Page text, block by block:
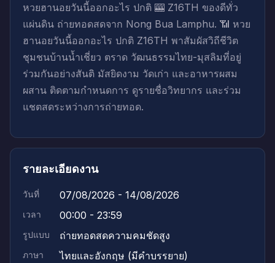
หวยฮานอยวันนี้ออกอะไร ปกติ 🎰 Z16TH ของดีทั่ว
แผ่นดิน ถ่ายทอดสดจาก Nong Bua Lamphu. 📶 หวย
ฮานอยวันนี้ออกอะไร ปกติ Z16TH พาสัมผัสวิถีชีวิต
ชุมชนบ้านน้ำเชี่ยว ตราด วัฒนธรรมไทย-มุสลิมที่อยู่
ร่วมกันอย่างสันติ มัสยิดงาม วัดเก่า และอาหารผสม
ผสาน ติดตามกำหนดการ ดูรายชื่อวิทยากร และร่วม
แชตสดระหว่างการถ่ายทอด.
รายละเอียดงาน
วันที่ 07/08/2026 - 14/08/2026
เวลา 00:00 - 23:59
รูปแบบ ถ่ายทอดสดความคมชัดสูง
ภาษา ไทยและอังกฤษ (มีคำบรรยาย)